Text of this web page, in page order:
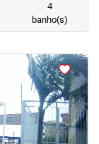
4
banho(s)